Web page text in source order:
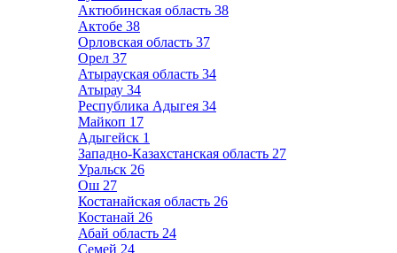
Актюбинская область 38
Актобе 38
Орловская область 37
Орел 37
Атырауская область 34
Атырау 34
Республика Адыгея 34
Майкоп 17
Адыгейск 1
Западно-Казахстанская область 27
Уральск 26
Ош 27
Костанайская область 26
Костанай 26
Абай область 24
Семей 24